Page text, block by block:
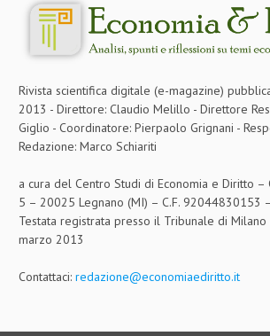
Rivista scientifica digitale (e-magazine)
2013 - Direttore: Claudio Melillo - Direttore
Giglio - Coordinatore: Pierpaolo Grignani -
Redazione: Marco Schiariti
a cura del Centro Studi di Economia e Diritto –
5 – 20025 Legnano (MI) – C.F. 92044830153
Testata registrata presso il Tribunale di
marzo 2013
Contattaci: redazione@economiaediritto.it